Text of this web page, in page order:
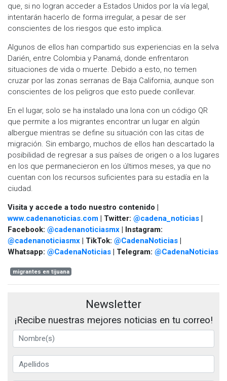
que, si no logran acceder a Estados Unidos por la vía legal,
intentarán hacerlo de forma irregular, a pesar de ser
conscientes de los riesgos que esto implica.
Algunos de ellos han compartido sus experiencias en la selva
Darién, entre Colombia y Panamá, donde enfrentaron
situaciones de vida o muerte. Debido a esto, no temen
cruzar por las zonas serranas de Baja California, aunque son
conscientes de los peligros que esto puede conllevar.
En el lugar, solo se ha instalado una lona con un código QR
que permite a los migrantes encontrar un lugar en algún
albergue mientras se define su situación con las citas de
migración. Sin embargo, muchos de ellos han descartado la
posibilidad de regresar a sus países de origen o a los lugares
en los que permanecieron en los últimos meses, ya que no
cuentan con los recursos suficientes para su estadía en la
ciudad.
Visita y accede a todo nuestro contenido |
www.cadenanoticias.com | Twitter: @cadena_noticias |
Facebook: @cadenanoticiasmx | Instagram:
@cadenanoticiasmx | TikTok: @CadenaNoticias |
Whatsapp: @CadenaNoticias | Telegram: @CadenaNoticias
migrantes en tijuana
Newsletter
¡Recibe nuestras mejores noticias en tu correo!